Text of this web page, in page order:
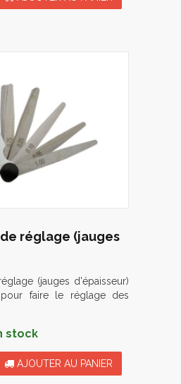
réglage (jauges
(jauges d'épaisseur)
pour faire le réglage des
stock
AJOUTER AU PANIER